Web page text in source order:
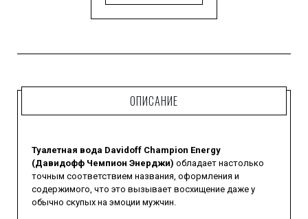
ОПИСАНИЕ
Туалетная вода Davidoff Champion Energy
(Давидофф Чемпион Энерджи) обладает настолько
точным соответствием названия, оформления и
содержимого, что это вызывает восхищение даже у
обычно скупых на эмоции мужчин.